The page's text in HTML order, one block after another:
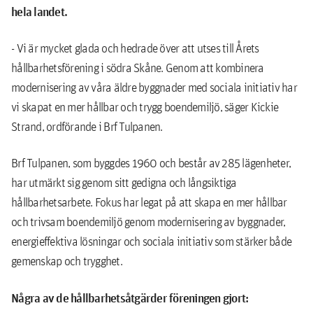
hela landet.
- Vi är mycket glada och hedrade över att utses till Årets
hållbarhetsförening i södra Skåne. Genom att kombinera
modernisering av våra äldre byggnader med sociala initiativ har
vi skapat en mer hållbar och trygg boendemiljö, säger Kickie
Strand, ordförande i Brf Tulpanen.
Brf Tulpanen, som byggdes 1960 och består av 285 lägenheter,
har utmärkt sig genom sitt gedigna och långsiktiga
hållbarhetsarbete. Fokus har legat på att skapa en mer hållbar
och trivsam boendemiljö genom modernisering av byggnader,
energieffektiva lösningar och sociala initiativ som stärker både
gemenskap och trygghet.
Några av de hållbarhetsåtgärder föreningen gjort: